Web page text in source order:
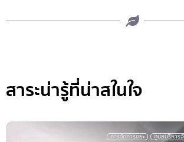
สาระน่ารู้ที่น่าสในใจ
การจัดการขยะ ศูนย์บริหารจัดกา